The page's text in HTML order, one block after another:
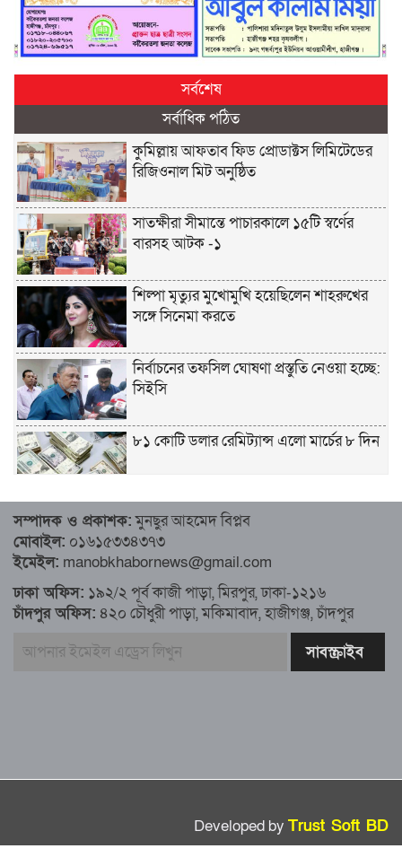
সর্বশেষ
সর্বাধিক পঠিত
কুমিল্লায় আফতাব ফিড প্রোডাক্টস লিমিটেডের
রিজিওনাল মিট অনুষ্ঠিত
সাতক্ষীরা সীমান্তে পাচারকালে ১৫টি স্বর্ণের
বারসহ আটক -১
শিল্পা মৃত্যুর মুখোমুখি হয়েছিলেন শাহরুখের
সঙ্গে সিনেমা করতে
নির্বাচনের তফসিল ঘোষণা প্রস্তুতি নেওয়া হচ্ছে:
সিইসি
৮১ কোটি ডলার রেমিট্যান্স এলো মার্চের ৮ দিন
৮১ কোটি ডলার রেমিট্যান্স এলো মার্চের ৮ দিন
এখনও অপরিবর্তিত মাগুরার সেই শিশুটির
অবস্থা
দায়িত্বরত ট্রাফিক পুলিশকে মারধর, গ্রেপ্তার ১
ইউক্রেইন?
সম্পাদক ও প্রকাশক:মুনছুর আহমেদ বিপ্লব
মোবাইল: ০১৬১৫৩৩৪৩৭৩
ইমেইল: manobkhabornews@gmail.com
ঢাকা অফিস: ১৯২/২ পূর্ব কাজী পাড়া, মিরপুর, ঢাকা-১২১৬
চাঁদপুর অফিস: ৪২০ চৌধুরী পাড়া, মকিমাবাদ, হাজীগঞ্জ, চাঁদপুর
Developed by Trust Soft BD